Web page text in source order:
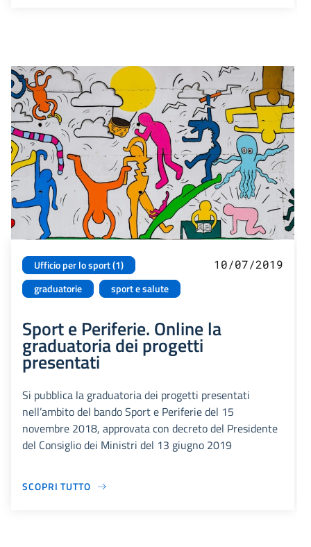
Ufficio per lo sport (1)
graduatorie
sport e salute
10/07/2019
Sport e Periferie. Online la
graduatoria dei progetti
presentati
Si pubblica la graduatoria dei progetti presentati
nell’ambito del bando Sport e Periferie del 15
novembre 2018, approvata con decreto del Presidente
del Consiglio dei Ministri del 13 giugno 2019
SCOPRI TUTTO